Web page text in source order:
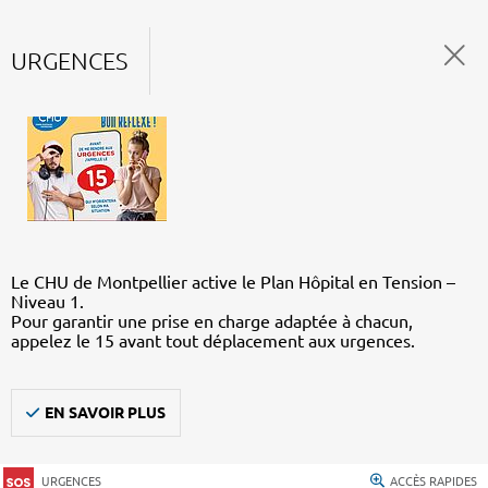
URGENCES
Le CHU de Montpellier active le Plan Hôpital en Tension –
Niveau 1.
Pour garantir une prise en charge adaptée à chacun,
appelez le 15 avant tout déplacement aux urgences.
EN SAVOIR PLUS
URGENCES ACCÈS RAPIDES